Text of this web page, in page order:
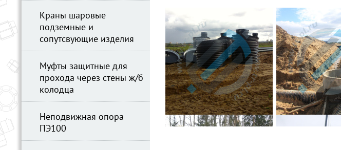
Краны шаровые
подземные и
сопутсвующие изделия
Муфты защитные для
прохода через стены ж/б
колодца
Неподвижная опора
ПЭ100